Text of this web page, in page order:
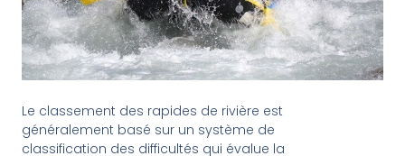
Le classement des rapides de rivière est
généralement basé sur un système de
classification des difficultés qui évalue la